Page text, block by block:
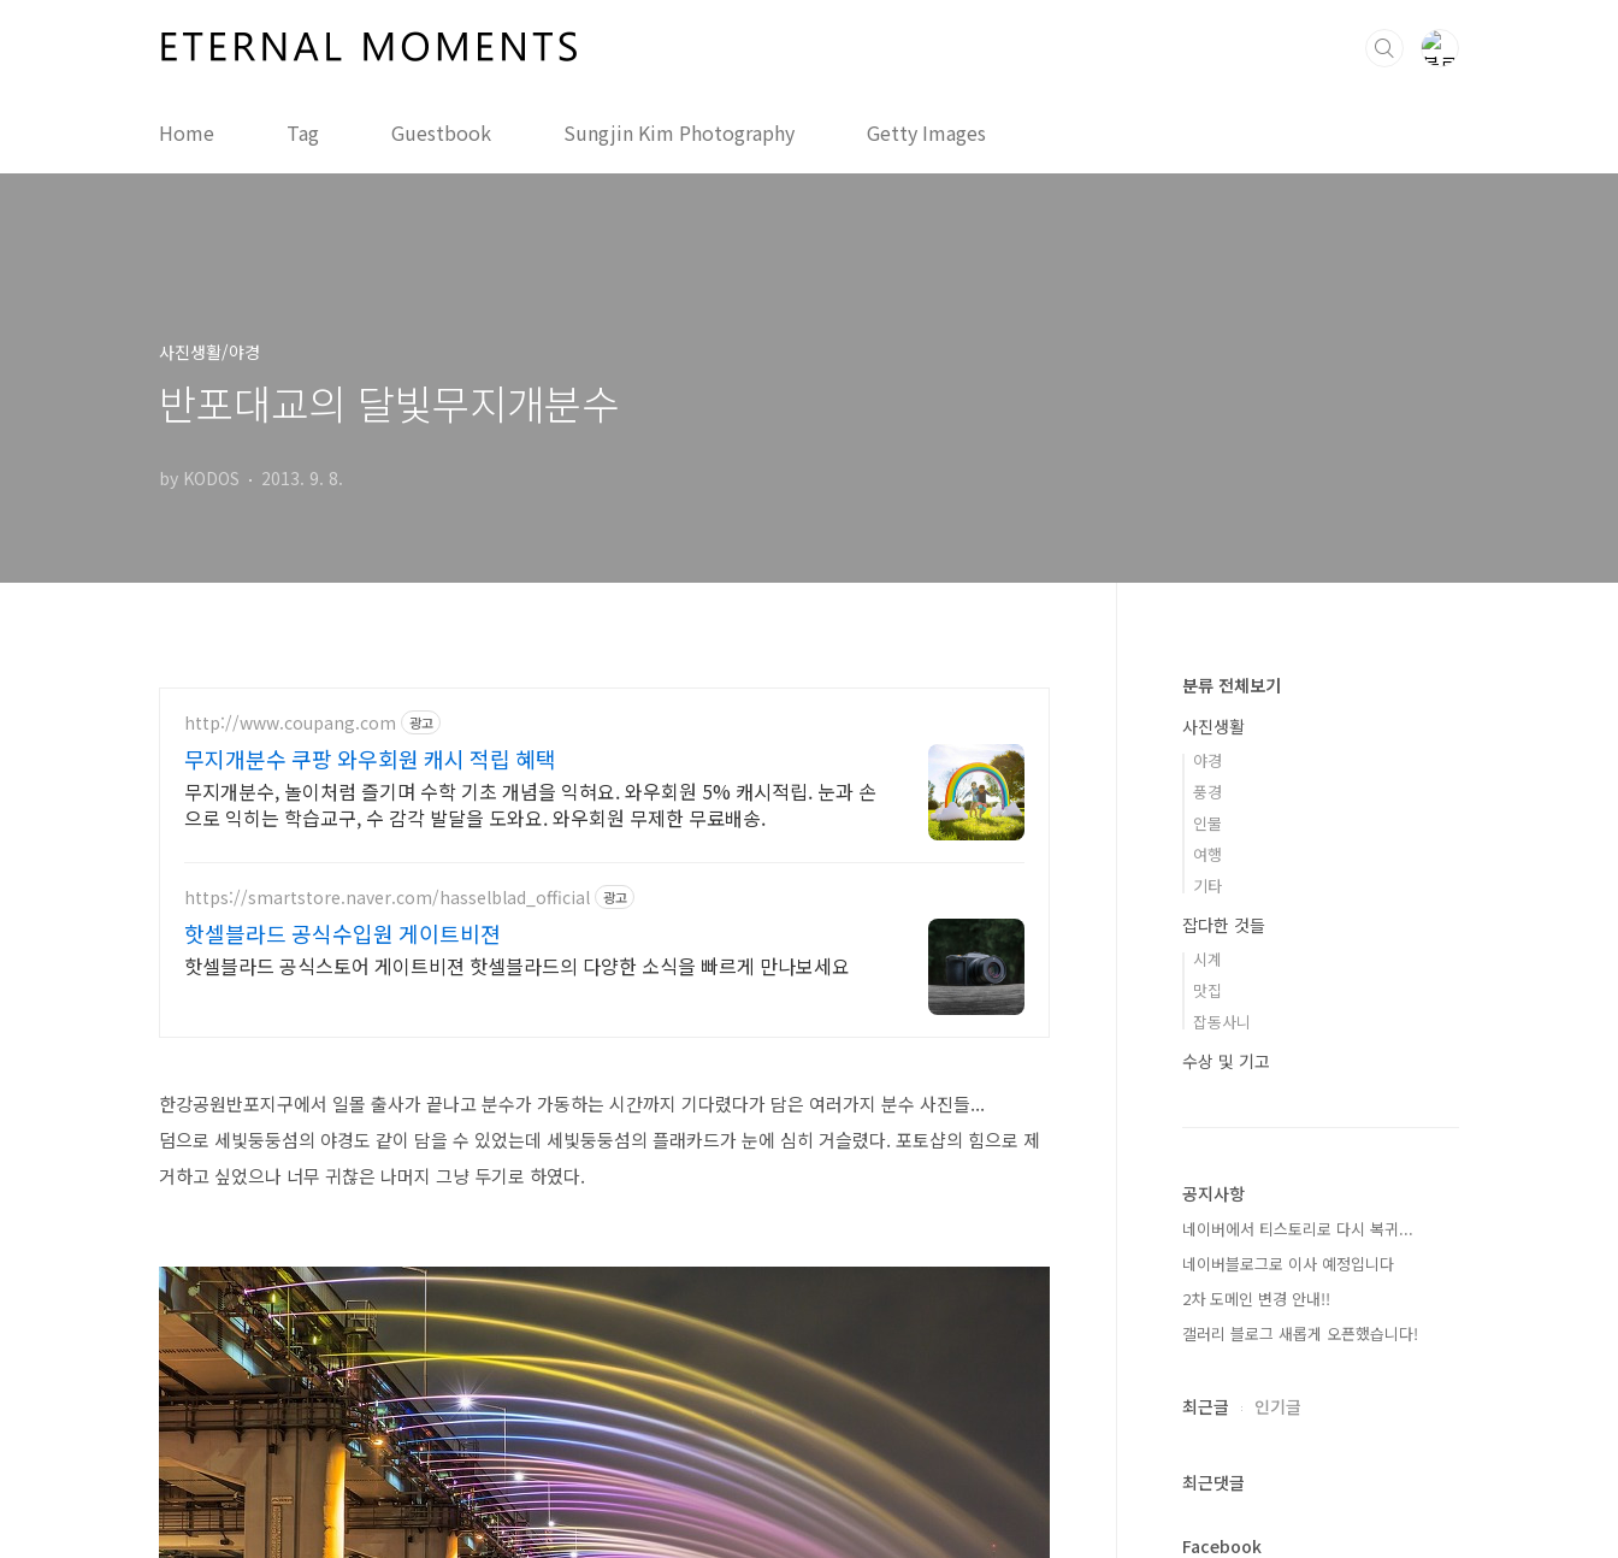
Home Tag Guestbook Sungjin Kim Photography Getty Images
사진생활/야경
반포대교의 달빛무지개분수
by KODOS 2013. 9. 8.
http://www.coupang.com 광고
무지개분수 쿠팡 와우회원 캐시 적립 혜택
무지개분수, 놀이처럼 즐기며 수학 기초 개념을 익혀요. 와우회원 5% 캐시적립. 눈과 손
으로 익히는 학습교구, 수 감각 발달을 도와요. 와우회원 무제한 무료배송.
https://smartstore.naver.com/hasselblad_official 광고
핫셀블라드 공식수입원 게이트비젼
핫셀블라드 공식스토어 게이트비젼 핫셀블라드의 다양한 소식을 빠르게 만나보세요
한강공원반포지구에서 일몰 출사가 끝나고 분수가 가동하는 시간까지 기다렸다가 담은 여러가지 분수 사진들...
덤으로 세빛둥둥섬의 야경도 같이 담을 수 있었는데 세빛둥둥섬의 플래카드가 눈에 심히 거슬렸다. 포토샵의 힘으로 제
거하고 싶었으나 너무 귀찮은 나머지 그냥 두기로 하였다.
분류 전체보기
사진생활
야경
풍경
인물
여행
기타
잡다한 것들
시계
맛집
잡동사니
수상 및 기고
공지사항
네이버에서 티스토리로 다시 복귀...
네이버블로그로 이사 예정입니다
2차 도메인 변경 안내!!
갤러리 블로그 새롭게 오픈했습니다!
최근글 인기글
최근댓글
Facebook